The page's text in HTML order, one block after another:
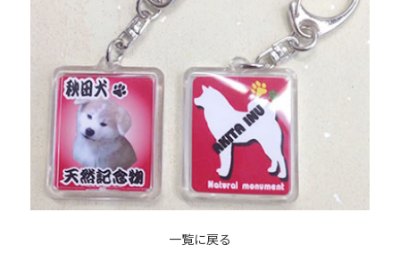
一覧に戻る